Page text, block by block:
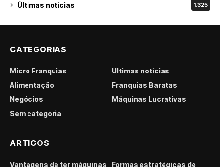
Últimas notícias 1.325
CATEGORIAS
Micro Franquias
Últimas notícias
Alimentação
Franquias Baratas
Negócios
Máquinas Lucrativas
Sem categoria
ARTIGOS
Vantagens de ter máquinas Formas estratégicas de